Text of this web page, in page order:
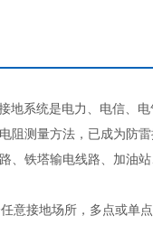
地系统是电力、电信、
阻测量方法，已成为防
、铁塔输电线路、加油站
意接地场所，多点或单